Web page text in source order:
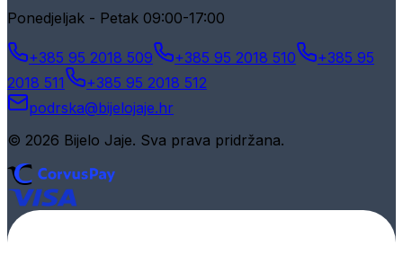
Ponedjeljak - Petak 09:00-17:00
+385 95 2018 509 +385 95 2018 510
+385 95
2018 511
+385 95 2018 512
podrska@bijelojaje.hr
© 2026 Bijelo Jaje. Sva prava pridržana.